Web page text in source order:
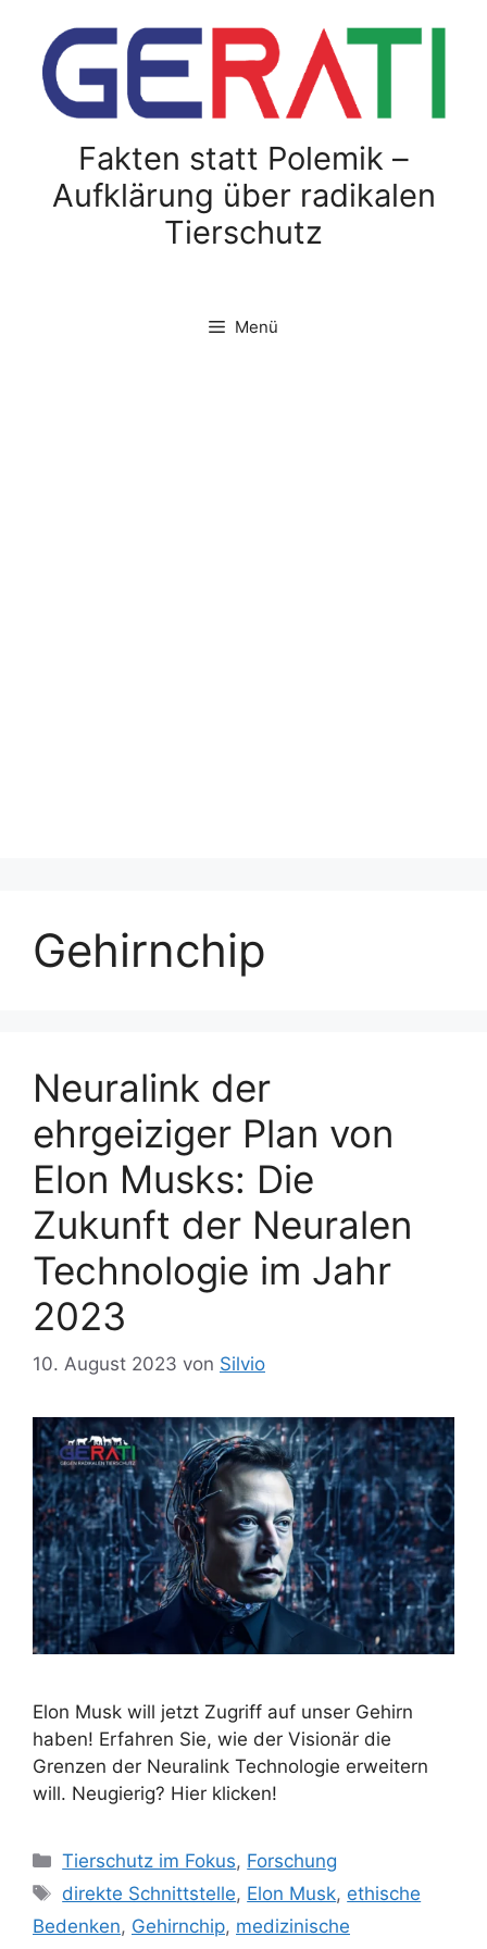
springen
Fakten statt Polemik –
Aufklärung über radikalen
Tierschutz
Menü
Gehirnchip
Neuralink der
ehrgeiziger Plan von
Elon Musks: Die
Zukunft der Neuralen
Technologie im Jahr
2023
10. August 2023 von Silvio
Elon Musk will jetzt Zugriff auf unser Gehirn
haben! Erfahren Sie, wie der Visionär die
Grenzen der Neuralink Technologie erweitern
will. Neugierig? Hier klicken!
Kategorien
Tierschutz im Fokus, Forschung
Schlagwörter
direkte Schnittstelle, Elon Musk, ethische
Bedenken, Gehirnchip, medizinische